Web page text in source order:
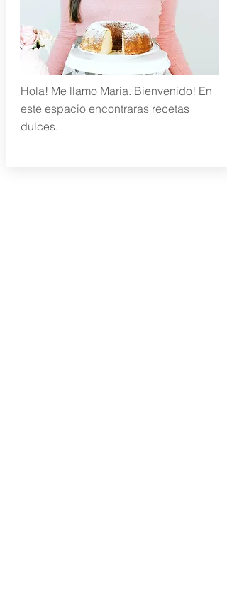
Hola! Me llamo Maria. Bienvenido! En
este espacio encontraras recetas
dulces.